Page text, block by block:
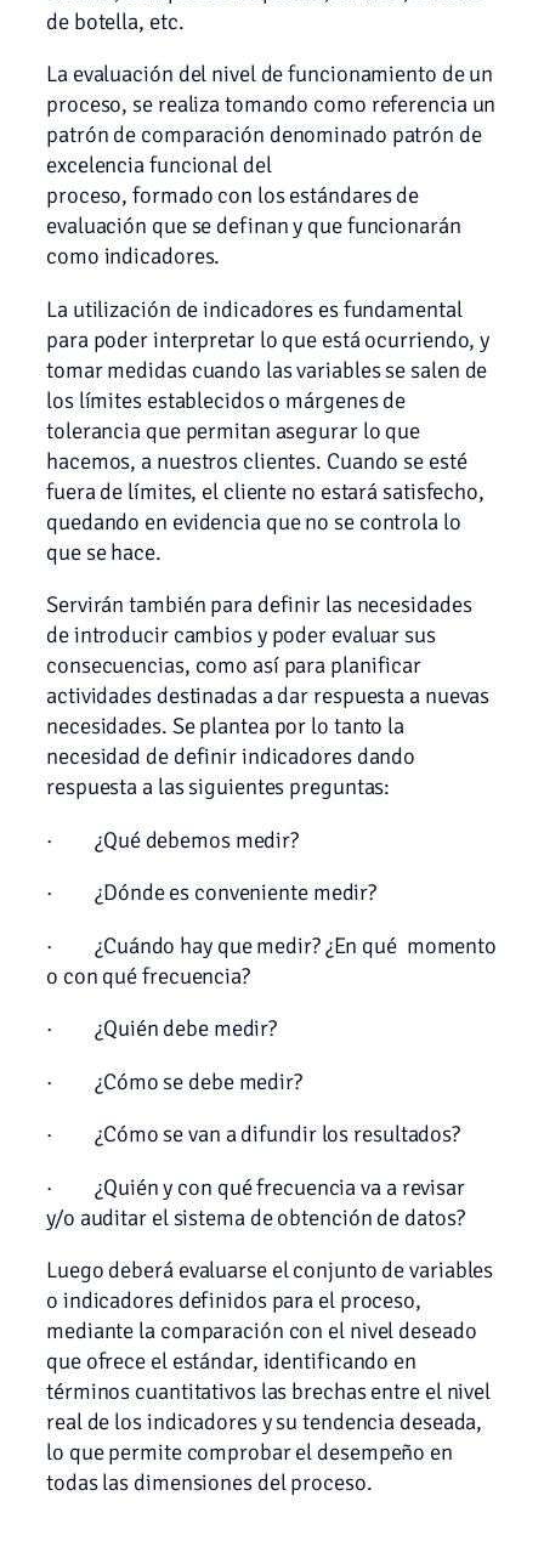
de botella, etc.
La evaluación del nivel de funcionamiento de un
proceso, se realiza tomando como referencia un
patrón de comparación denominado patrón de
excelencia funcional del
proceso, formado con los estándares de
evaluación que se definan y que funcionarán
como indicadores.
La utilización de indicadores es fundamental
para poder interpretar lo que está ocurriendo, y
tomar medidas cuando las variables se salen de
los límites establecidos o márgenes de
tolerancia que permitan asegurar lo que
hacemos, a nuestros clientes. Cuando se esté
fuera de límites, el cliente no estará satisfecho,
quedando en evidencia que no se controla lo
que se hace.
Servirán también para definir las necesidades
de introducir cambios y poder evaluar sus
consecuencias, como así para planificar
actividades destinadas a dar respuesta a nuevas
necesidades. Se plantea por lo tanto la
necesidad de definir indicadores dando
respuesta a las siguientes preguntas:
· ¿Qué debemos medir?
· ¿Dónde es conveniente medir?
· ¿Cuándo hay que medir? ¿En qué momento
o con qué frecuencia?
· ¿Quién debe medir?
· ¿Cómo se debe medir?
· ¿Cómo se van a difundir los resultados?
· ¿Quién y con qué frecuencia va a revisar
y/o auditar el sistema de obtención de datos?
Luego deberá evaluarse el conjunto de variables
o indicadores definidos para el proceso,
mediante la comparación con el nivel deseado
que ofrece el estándar, identificando en
términos cuantitativos las brechas entre el nivel
real de los indicadores y su tendencia deseada,
lo que permite comprobar el desempeño en
todas las dimensiones del proceso.